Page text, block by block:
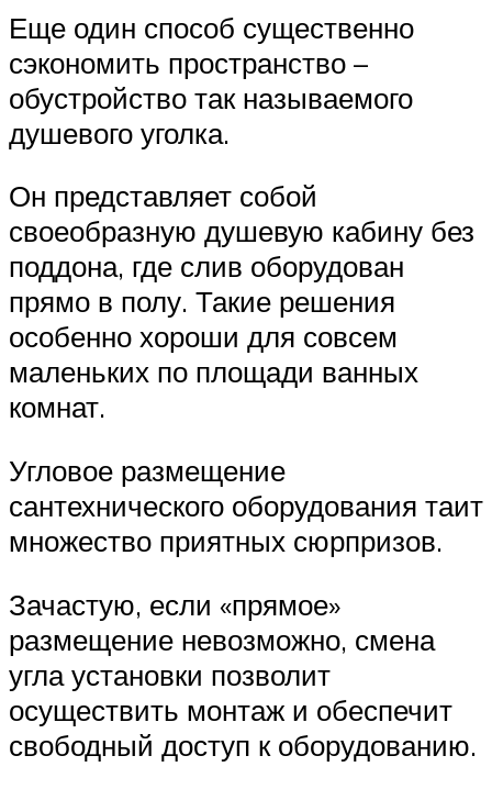
Еще один способ существенно
сэкономить пространство –
обустройство так называемого
душевого уголка.
Он представляет собой
своеобразную душевую кабину без
поддона, где слив оборудован
прямо в полу. Такие решения
особенно хороши для совсем
маленьких по площади ванных
комнат.
Угловое размещение
сантехнического оборудования таит
множество приятных сюрпризов.
Зачастую, если «прямое»
размещение невозможно, смена
угла установки позволит
осуществить монтаж и обеспечит
свободный доступ к оборудованию.